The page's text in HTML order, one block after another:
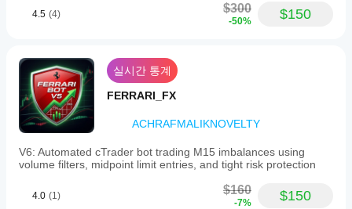
4.5 (4) $300
-50% $150
실시간 통계
FERRARI_FX
ACHRAFMALIKNOVELTY
V6: Automated cTrader bot trading M15 imbalances using
volume filters, midpoint limit entries, and tight risk protection
4.0 (1) $160
-7% $150